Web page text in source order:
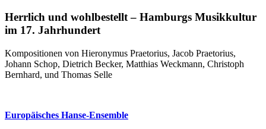
Herrlich und wohlbestellt – Hamburgs Musikkultur
im 17. Jahrhundert
Kompositionen von Hieronymus Praetorius, Jacob Praetorius,
Johann Schop, Dietrich Becker, Matthias Weckmann, Christoph
Bernhard, und Thomas Selle
Europäisches Hanse-Ensemble